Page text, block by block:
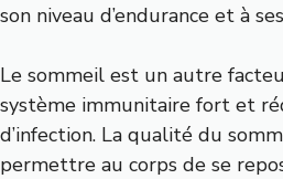
son niveau d’endurance et à
Le sommeil est un autre
système immunitaire fort et
d’infection. La qualité du
permettre au corps de se